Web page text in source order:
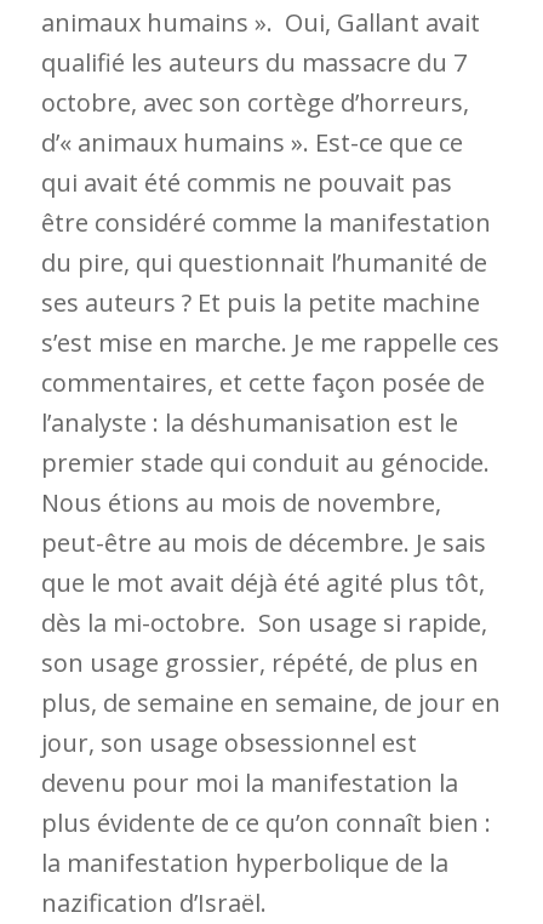
animaux humains ». Oui, Gallant avait
qualifié les auteurs du massacre du 7
octobre, avec son cortège d’horreurs,
d’« animaux humains ». Est-ce que ce
qui avait été commis ne pouvait pas
être considéré comme la manifestation
du pire, qui questionnait l’humanité de
ses auteurs ? Et puis la petite machine
s’est mise en marche. Je me rappelle ces
commentaires, et cette façon posée de
l’analyste : la déshumanisation est le
premier stade qui conduit au génocide.
Nous étions au mois de novembre,
peut-être au mois de décembre. Je sais
que le mot avait déjà été agité plus tôt,
dès la mi-octobre. Son usage si rapide,
son usage grossier, répété, de plus en
plus, de semaine en semaine, de jour en
jour, son usage obsessionnel est
devenu pour moi la manifestation la
plus évidente de ce qu’on connaît bien :
la manifestation hyperbolique de la
nazification d’Israël.